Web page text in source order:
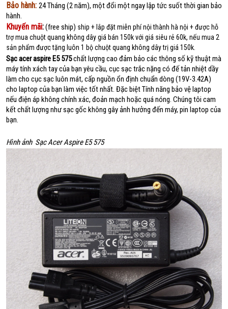
Bảo hành: 24 Tháng (2 năm), một đổi một ngay lập tức suốt thời gian bảo
hành.
Khuyến mãi:(free ship) ship + lắp đặt miễn phí nội thành hà nội + được hỗ
trợ mua chuột quang không dây giá bán 150k với giá siêu rẻ 60k, nếu mua 2
sản phẩm được tặng luôn 1 bộ chuột quang không dây trị giá 150k.
Sạc acer aspire E5 575chất lượng cao đảm bảo các thông số kỹ thuật mà
máy tính xách tay của bạn yêu cầu, cục sạc trắc nặng có đế tản nhiệt dầy
làm cho cục sạc luôn mát, cấp nguồn ổn định chuẩn dòng (19V-3.42A)
cho laptop của bạn làm việc tốt nhất. Đặc biệt Tính năng bảo vệ laptop
nếu điện áp không chính xác, đoản mạch hoặc quá nóng. Chúng tôi cam
kết chất lượng như sạc gốc không gây ảnh hưởng đến máy, pin laptop của
bạn.
Hình ảnh Sạc Acer Aspire E5 575